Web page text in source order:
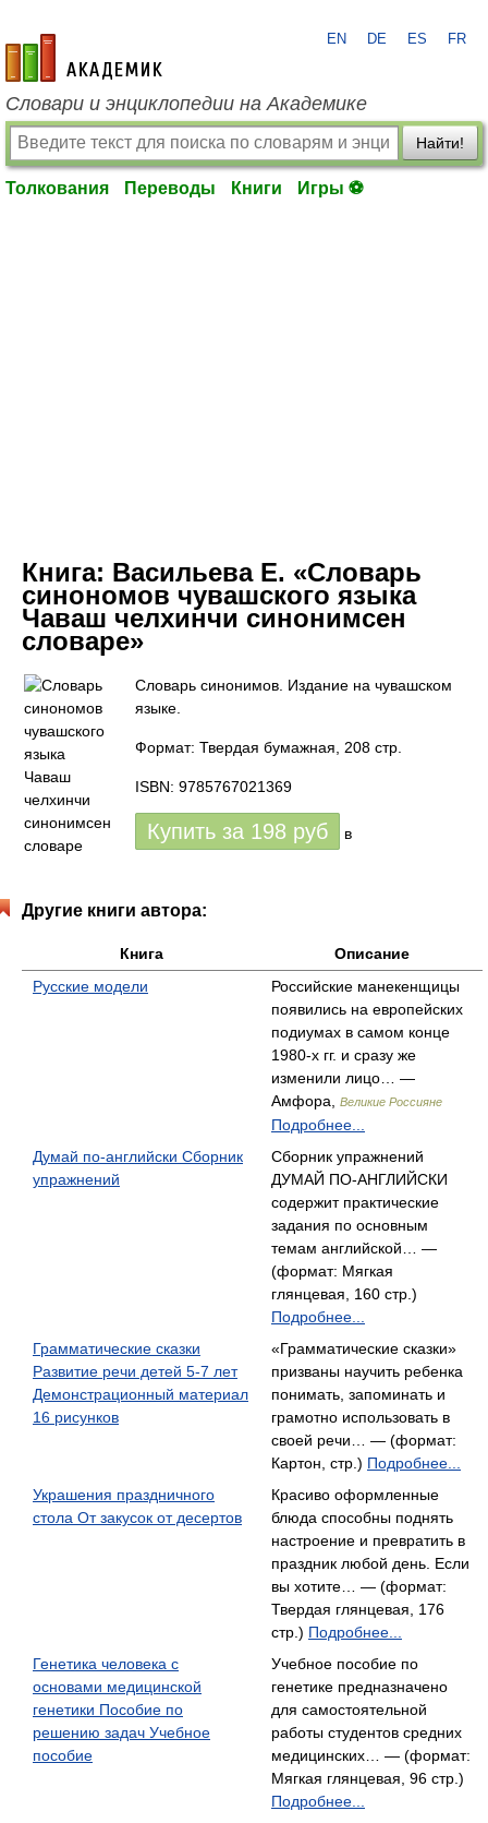
academic.ru
EN DE ES FR
Словари и энциклопедии на Академике
Найти!
Толкования Переводы Книги Игры ⚽
Книга: Васильева Е. «Словарь
синономов чувашского языка
Чаваш челхинчи синонимсен
словаре»
Словарь синонимов. Издание на чувашском
языке.
Формат: Твердая бумажная, 208 стр.
ISBN: 9785767021369
Купить за 198 руб в
Другие книги автора:
Книга
Описание
Русские модели
Российские манекенщицы
появились на европейских
подиумах в самом конце
1980-х гг. и сразу же
изменили лицо… —
Амфора,
Великие Россияне
Подробнее...
Думай по-английски Сборник
упражнений
Сборник упражнений
ДУМАЙ ПО-АНГЛИЙСКИ
содержит практические
задания по основным
темам английской… —
(формат: Мягкая
глянцевая, 160 стр.)
Подробнее...
Грамматические сказки
Развитие речи детей 5-7 лет
Демонстрационный материал
16 рисунков
«Грамматические сказки»
призваны научить ребенка
понимать, запоминать и
грамотно использовать в
своей речи… — (формат:
Картон, стр.) Подробнее...
Украшения праздничного
стола От закусок от десертов
Красиво оформленные
блюда способны поднять
настроение и превратить в
праздник любой день. Если
вы хотите… — (формат:
Твердая глянцевая, 176
стр.) Подробнее...
Генетика человека с
основами медицинской
генетики Пособие по
решению задач Учебное
пособие
Учебное пособие по
генетике предназначено
для самостоятельной
работы студентов средних
медицинских… — (формат:
Мягкая глянцевая, 96 стр.)
Подробнее...